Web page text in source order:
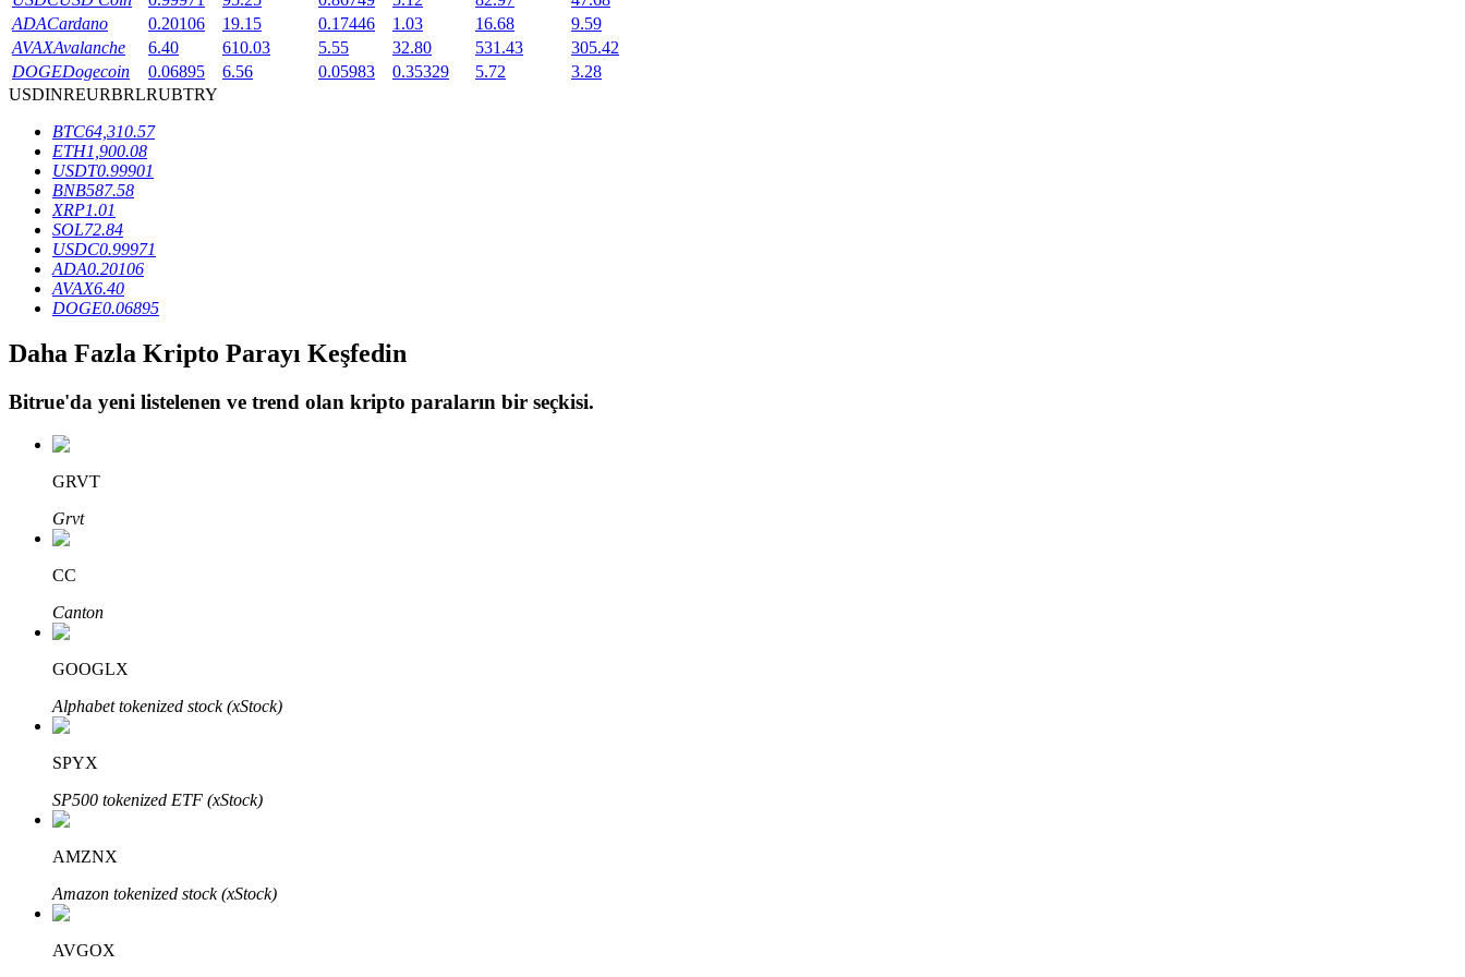
Staking
Yüksek getiri ve anında erişim
Launchpool
Krediler
Kripto destekli borçlanma hizmeti
ADACardano 0.20106 19.15 0.17446 1.03 16.68
9.59
AVAXAvalanche 6.40 610.03 5.55 32.80 531.43
305.42
DOGEDogecoin 0.06895 6.56 0.05983 0.35329 5.72
3.28
USDINREURBRLRUBTRY
BTC64,310.57
ETH1,900.08
USDT0.99901
BNB587.58
XRP1.01
SOL72.84
USDC0.99971
ADA0.20106
AVAX6.40
DOGE0.06895
Daha Fazla Kripto Parayı Keşfedin
Bitrue'da yeni listelenen ve trend olan kripto paraların bir seçkisi.
GRVT
Grvt
CC
Canton
GOOGLX
Alphabet tokenized stock (xStock)
SPYX
SP500 tokenized ETF (xStock)
AMZNX
Amazon tokenized stock (xStock)
AVGOX